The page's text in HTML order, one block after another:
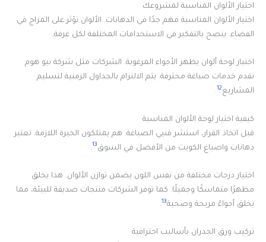
اختيار الألوان المناسبة لمشروعك
اختيار الألوان المناسبة مهم جدًا في الدهانات. الألوان تؤثر على المزاج في
الفضاء. ينصح بالتفكير في الاستخدامات المختلفة لكل غرفة.
اختيار لوحة ألوان يظهر الأجواء المرغوبة. الشركات مثل شركة نيو هوم
تقدم خدمات صباغة محترفة. يتم الالتزام بالجداول الزمنية لتسليم
المشاريع12
.
كيفية اختيار لوحة الألوان المناسبة
قبل اتخاذ القرار، استشر فنيي الصباغة. هم يمتلكون الخبرة اللازمة. تعتبر
دهانات واصباغ الكويت من الأفضل في السوق13
.
اختيار درجات مختلفة من نفس اللون يضمن توازن الألوان. هذا يخلق
مظهرًا متماسكًا وجميلًا. كما توفر الشركات منتجات صديقة للبيئة، مما
يخلق أجواءً مريحة وصحية13
.
تركيب ورق الجدران بأساليب احترافية